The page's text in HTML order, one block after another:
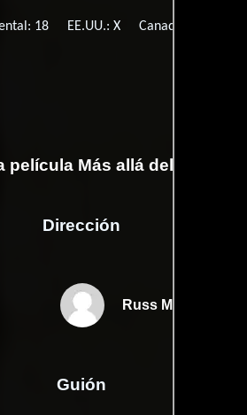
18 EE.UU.: X
Canadá: (Banned)
Más allá del valle de
Dirección
Russ Meyer
Guión